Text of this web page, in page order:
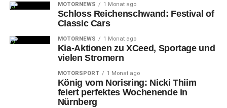
Bürgerschaftliches Engagement Bayern e.V.)
SiS – Seniorpartner in School e.
Verein Seniorpartner in School e. V. zeichnet sich
insbesondere durch sein Engagement in der
Schulmediation aus. Ehrenamtliche Seniorpartnerinnen
MOTORNEWS 1 Monat ago
Schloss Reichenschwand: Festival of
Classic Cars
MOTORNEWS 1 Monat ago
Kia-Aktionen zu XCeed, Sportage und
vielen Stromern
MOTORSPORT 1 Monat ago
König vom Norisring: Nicki Thiim
feiert perfektes Wochenende in
Nürnberg